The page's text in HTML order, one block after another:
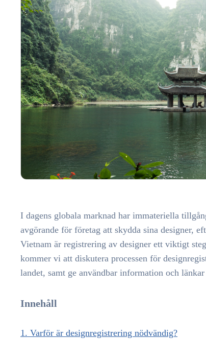
I dagens globala marknad har immateriella
avgörande för företag att skydda sina designer,
Vietnam är registrering av designer ett viktigt
kommer vi att diskutera processen för
landet, samt ge användbar information och
Innehåll
1. Varför är designregistrering nödvändig?